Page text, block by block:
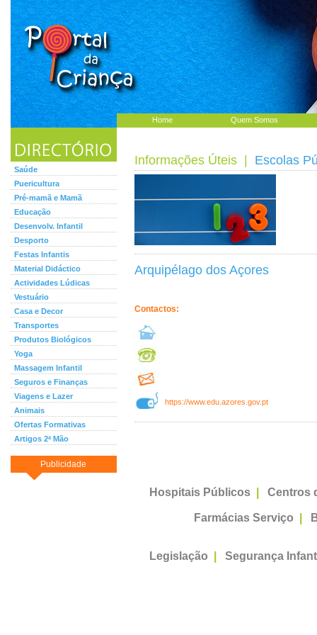
Home Quem Somos
Saúde
Puericultura
Pré-mamã e Mamã
Educação
Desenvolv. Infantil
Desporto
Festas Infantis
Material Didáctico
Actividades Lúdicas
Vestuário
Casa e Decor
Transportes
Produtos Biológicos
Yoga
Massagem Infantil
Seguros e Finanças
Viagens e Lazer
Animais
Ofertas Formativas
Artigos 2ª Mão
Publicidade
Informações Úteis Escolas
Arquipélago dos Açores
Contactos:
https://www.edu.azores.gov.pt
Hospitais Públicos Centros
Farmácias Serviço
Legislação Segurança